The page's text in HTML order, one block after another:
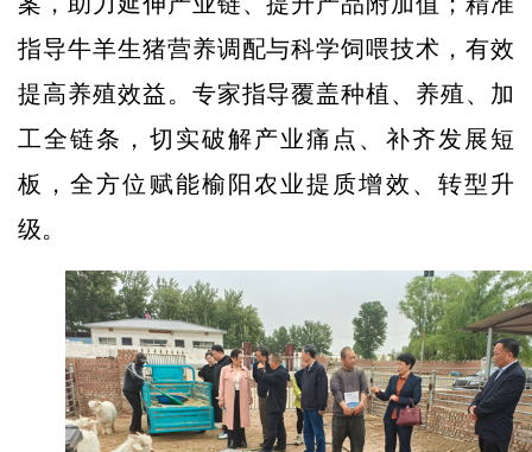
指导牛羊生猪营养调配与科学饲喂技术，有效
提高养殖效益。专家指导覆盖种植、养殖、加
工全链条，切实破解产业痛点、补齐发展短
板，全方位赋能榆阳农业提质增效、转型升
级。